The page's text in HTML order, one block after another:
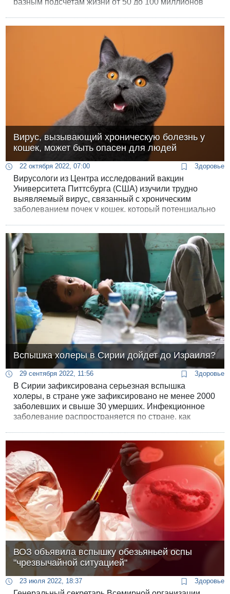
разным подсчетам жизни от 50 до 100 миллионов
Вирус, вызывающий хроническую болезнь у
кошек, может быть опасен для людей
22 октября 2022, 07:00 Здоровье
Вирусологи из Центра исследований вакцин
Университета Питтсбурга (США) изучили трудно
выявляемый вирус, связанный с хроническим
заболеванием почек у кошек, который потенциально
который разносят летучие мыши, вызывая
ежегодные смертельные вспышки в Азии.
Вспышка холеры в Сирии дойдет до Израиля?
29 сентября 2022, 11:56 Здоровье
В Сирии зафиксирована серьезная вспышка
холеры, в стране уже зафиксировано не менее 2000
заболевших и свыше 30 умерших. Инфекционное
заболевание распространяется по стране, как
водопровод. ООН бьет тревогу, а израильские
специалисты прокомментировали риски
распространения эпидемии.
ВОЗ объявила вспышку обезьяньей оспы
"чрезвычайной ситуацией"
23 июля 2022, 18:37 Здоровье